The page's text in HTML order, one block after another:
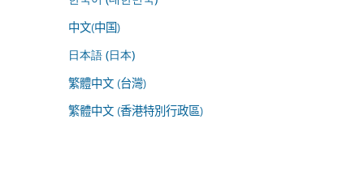
中文(中国)
日本語 (日本)
繁體中文 (台灣)
繁體中文 (香港特別行政區)